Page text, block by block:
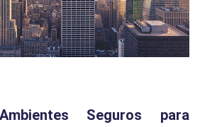
Seguros para